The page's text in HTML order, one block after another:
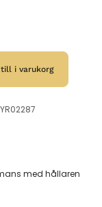
till i varukorg
med hållaren